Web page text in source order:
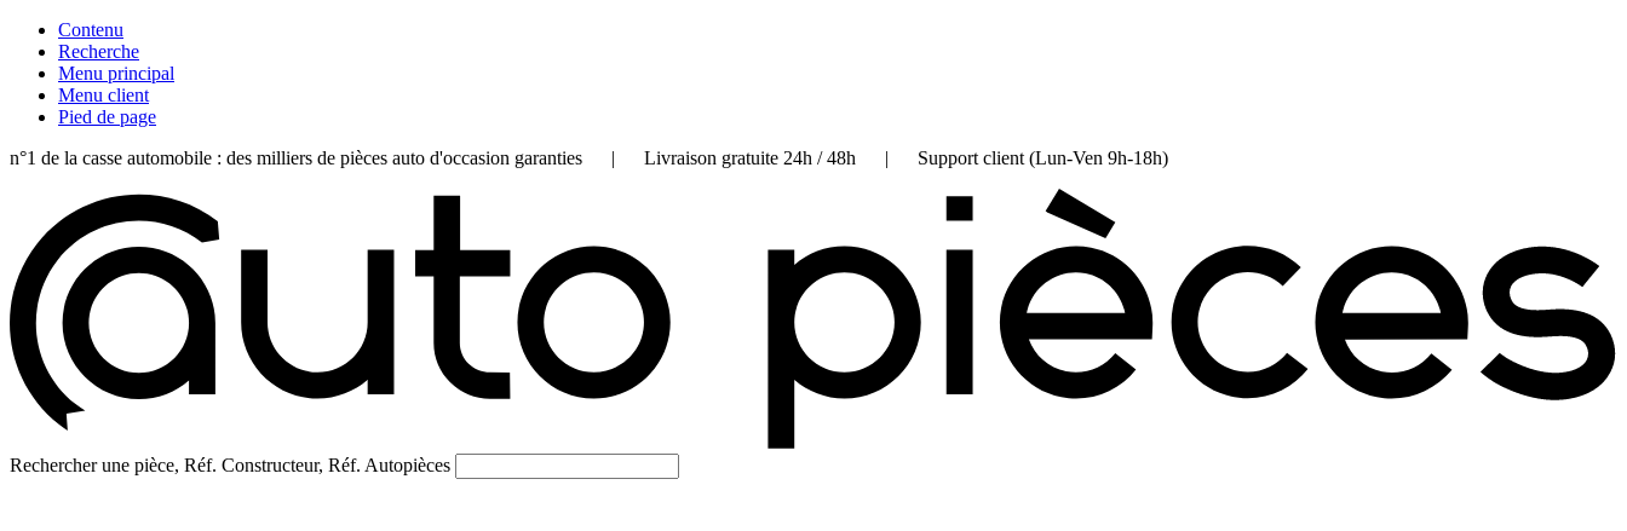
Contenu
Recherche
Menu principal
Menu client
Pied de page
n°1 de la casse automobile : des milliers de pièces auto d'occasion garanties | Livraison gratuite 24h / 48h | Support client (Lun-Ven 9h-18h)
Rechercher une pièce, Réf. Constructeur, Réf. Autopièces